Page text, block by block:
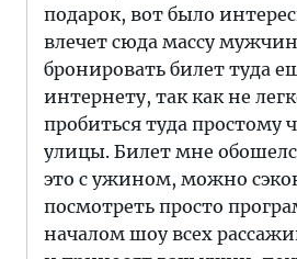
подарок, вот было
влечет сюда массу
бронировать билет туда
интернету, так как не
пробиться туда простому
улицы. Билет мне
это с ужином, можно
посмотреть просто
началом шоу всех